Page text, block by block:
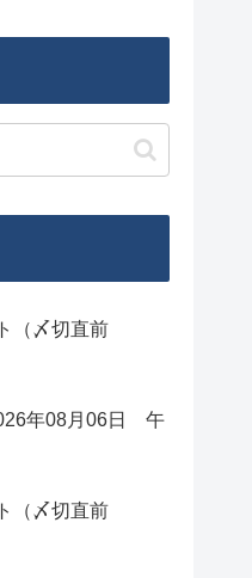
（〆切直前
年08月06日 午
（〆切直前